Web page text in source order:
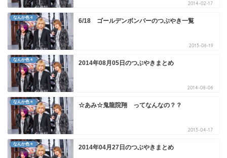
2014-02-17
なんか色々 6/18 ゴールデンボンバーのつぶやき一覧
2013-06-19
なんか色々 2014年08月05日のつぶやきまとめ
2014-08-06
なんか色々 ☆あみ☆鬼龍院翔 ってなんなの？？
2013-04-17
なんか色々 2014年04月27日のつぶやきまとめ